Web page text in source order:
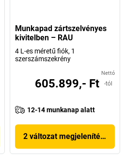
Munkapad zártszelvényes
kivitelben – RAU
4 L-es méretű fiók, 1
szerszámszekrény
Nettó
605.899,- Ft -tól
12-14 munkanap alatt
2 változat megjelenítése